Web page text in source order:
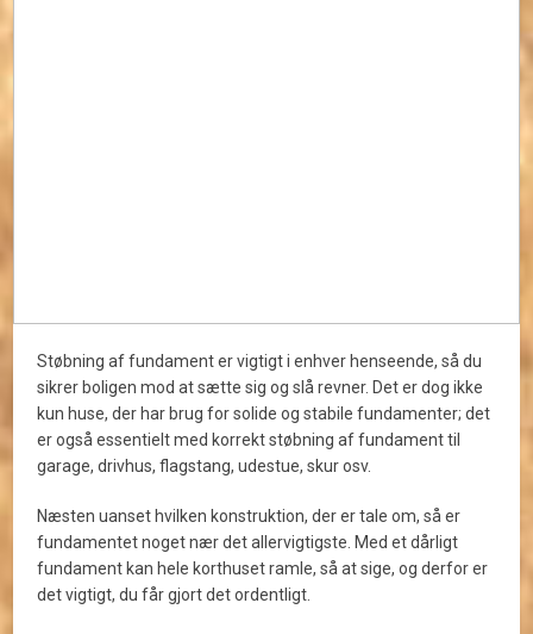
Støbning af fundament er vigtigt i enhver henseende, så du
sikrer boligen mod at sætte sig og slå revner. Det er dog ikke
kun huse, der har brug for solide og stabile fundamenter; det
er også essentielt med korrekt støbning af fundament til
garage, drivhus, flagstang, udestue, skur osv.
Næsten uanset hvilken konstruktion, der er tale om, så er
fundamentet noget nær det allervigtigste. Med et dårligt
fundament kan hele korthuset ramle, så at sige, og derfor er
det vigtigt, du får gjort det ordentligt.